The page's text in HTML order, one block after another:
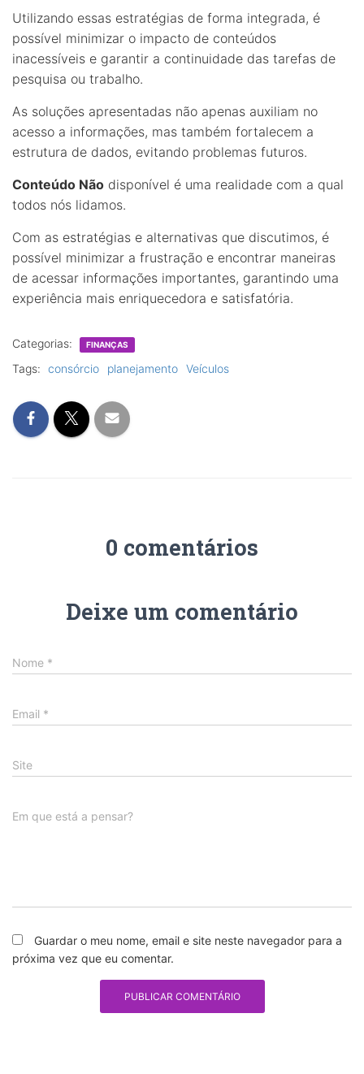
Utilizando essas estratégias de forma integrada, é
possível minimizar o impacto de conteúdos
inacessíveis e garantir a continuidade das tarefas de
pesquisa ou trabalho.
As soluções apresentadas não apenas auxiliam no
acesso a informações, mas também fortalecem a
estrutura de dados, evitando problemas futuros.
Conteúdo Não disponível é uma realidade com a qual
todos nós lidamos.
Com as estratégias e alternativas que discutimos, é
possível minimizar a frustração e encontrar maneiras
de acessar informações importantes, garantindo uma
experiência mais enriquecedora e satisfatória.
Categorias: FINANÇAS
Tags: consórcio planejamento Veículos
0 comentários
Deixe um comentário
Nome *
Email *
Site
Em que está a pensar?
Guardar o meu nome, email e site neste navegador para a
próxima vez que eu comentar.